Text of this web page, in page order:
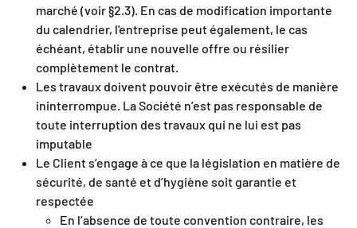
marché (voir §2.3). En cas de modification importante
du calendrier, l'entreprise peut également, le cas
échéant, établir une nouvelle offre ou résilier
complètement le contrat.
Les travaux doivent pouvoir être exécutés de manière
ininterrompue. La Société n’est pas responsable de
toute interruption des travaux qui ne lui est pas
imputable
Le Client s’engage à ce que la législation en matière de
sécurité, de santé et d’hygiène soit garantie et
respectée
En l’absence de toute convention contraire, les